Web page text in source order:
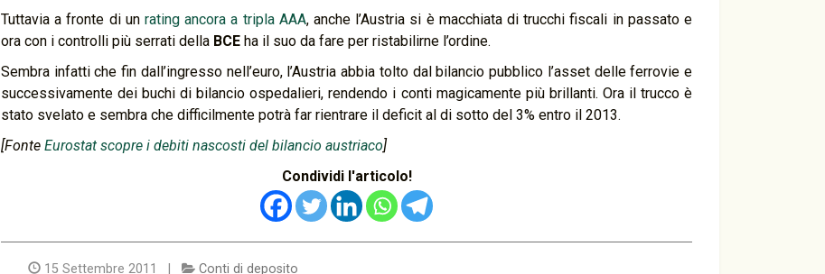
Tuttavia a fronte di un rating ancora a tripla AAA, anche l’Austria si è macchiata di trucchi fiscali in passato e
ora con i controlli più serrati della BCE ha il suo da fare per ristabilirne l’ordine.
Sembra infatti che fin dall’ingresso nell’euro, l’Austria abbia tolto dal bilancio pubblico l’asset delle ferrovie e
successivamente dei buchi di bilancio ospedalieri, rendendo i conti magicamente più brillanti. Ora il trucco è
stato svelato e sembra che difficilmente potrà far rientrare il deficit al di sotto del 3% entro il 2013.
[Fonte Eurostat scopre i debiti nascosti del bilancio austriaco]
Condividi l'articolo!
15 Settembre 2011 | Conti di deposito